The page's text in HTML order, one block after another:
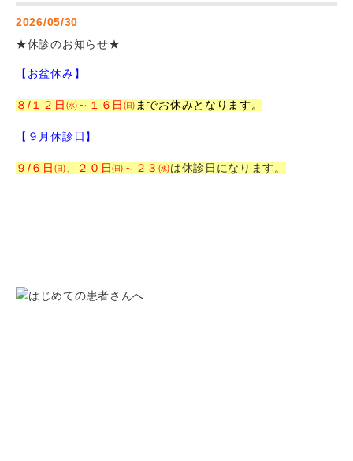
2026/05/30
★休診のお知らせ★
【お盆休み】
８/１２日㈬～１６日㈰ までお休みとなります。
【９月休診日】
９/６日㈰、２０日㈰～２３㈬は休診日になります。